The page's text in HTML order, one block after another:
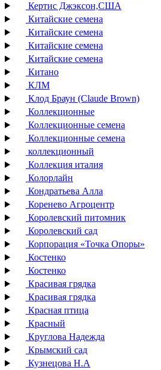
Кертис Джэксон,США
Китайские семена
Китайские семена
Китайские семена
Китайские семена
Китано
КЛМ
Клод Браун (Claude Brown)
Коллекционные
Коллекционные семена
Коллекционные семена
коллекционный
Коллекция италия
Колорлайн
Кондратьева Алла
Коренево Агроцентр
Королевский питомник
Королевский сад
Корпорация «Точка Опоры»
Костенко
Костенко
Красивая грядка
Красивая грядка
Красная птица
Красный
Круглова Надежда
Крымский сад
Кузнецова Н.А